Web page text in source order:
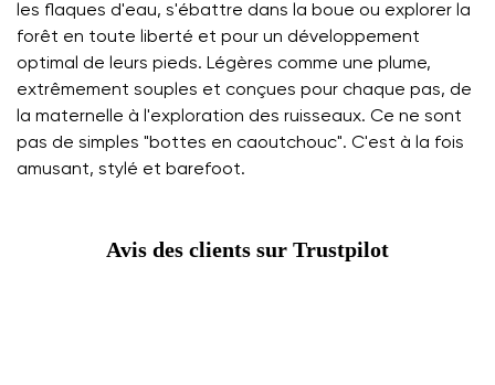
les flaques d'eau, s'ébattre dans la boue ou explorer la
forêt en toute liberté et pour un développement
optimal de leurs pieds. Légères comme une plume,
extrêmement souples et conçues pour chaque pas, de
la maternelle à l'exploration des ruisseaux. Ce ne sont
pas de simples "bottes en caoutchouc". C'est à la fois
amusant, stylé et barefoot.
Avis des clients sur Trustpilot